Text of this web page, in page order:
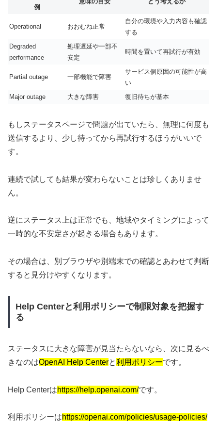
例
Operational おおむね正常
自分の環境や入力内容も確認
する
Degraded
performance
処理遅延や一部不
安定
時間を置いて再試行が有効
Partial outage 一部機能で障害
サービス側原因の可能性が高
い
Major outage
大きな障害 復旧待ちが基本
もしステータスページで問題が出ていたら、無理に何度も
送信するより、少し待ってから再試行するほうがいいで
す。
連続で試しても結果が変わらないことは珍しくありませ
ん。
逆にステータス上は正常でも、地域やタイミングによって
一時的な不安定さが起きる場合もあります。
その場合は、別ブラウザや別端末での確認とあわせて判断
すると見分けやすくなります。
Help Centerと利用ポリシーで制限対象を把握す
る
ステータスに大きな障害が見当たらないなら、次に見るべ
きなのはOpenAI Help Centerと利用ポリシーです。
Help Centerはhttps://help.openai.com/です。
利用ポリシーはhttps://openai.com/policies/usage-policies/